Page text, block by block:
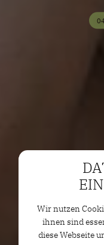
Wir nutzen
ihnen sind
diese Webseite